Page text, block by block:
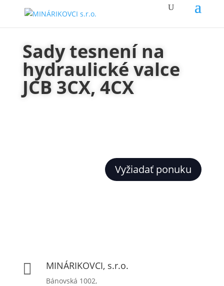
Sady tesnení na
hydraulické valce
JCB 3CX, 4CX
Vyžiadať ponuku
 MINÁRIKOVCI, s.r.o.
Bánovská 1002,